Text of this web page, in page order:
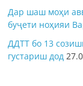
Дар шаш моҳи
буҷети ноҳияи
ДДТТ бо 13
густариш дод